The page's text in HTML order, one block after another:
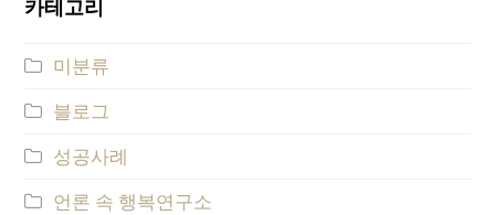
카테고리
미분류
블로그
성공사례
언론 속 행복연구소